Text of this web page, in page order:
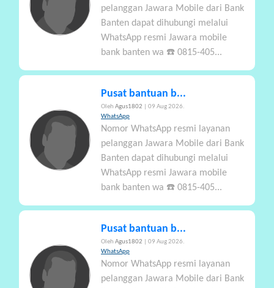
pelanggan Jawara Mobile dari Bank
Banten dapat dihubungi melalui
WhatsApp resmi Jawara mobile
bank banten wa ☎️ 0815-405...
Pusat bantuan b...
Oleh Agus1802
| 09 Aug 2026.
WhatsApp
Nomor WhatsApp resmi layanan
pelanggan Jawara Mobile dari Bank
Banten dapat dihubungi melalui
WhatsApp resmi Jawara mobile
bank banten wa ☎️ 0815-405...
Pusat bantuan b...
Oleh Agus1802
| 09 Aug 2026.
WhatsApp
Nomor WhatsApp resmi layanan
pelanggan Jawara Mobile dari Bank